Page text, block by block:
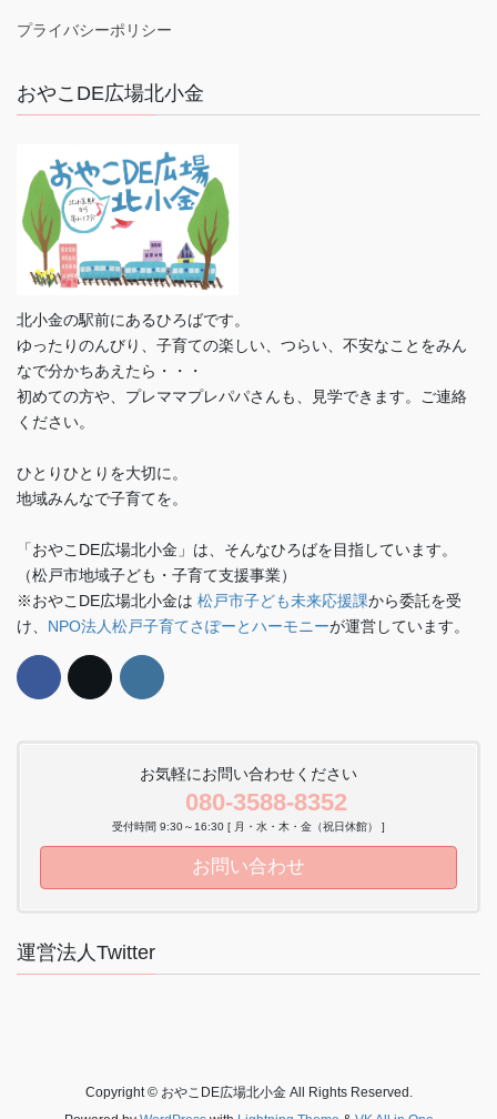
プライバシーポリシー
おやこDE広場北小金
北小金の駅前にあるひろばです。
ゆったりのんびり、子育ての楽しい、つらい、不安なことをみん
なで分かちあえたら・・・
初めての方や、プレママプレパパさんも、見学できます。ご連絡
ください。
ひとりひとりを大切に。
地域みんなで子育てを。
「おやこDE広場北小金」は、そんなひろばを目指しています。
（松戸市地域子ども・子育て支援事業）
※おやこDE広場北小金は 松戸市子ども未来応援課から委託を受
け、 NPO法人松戸子育てさぽーとハーモニーが運営しています。
お気軽にお問い合わせください
080-3588-8352
受付時間 9:30～16:30 [ 月・水・木・金（祝日休館） ]
お問い合わせ
運営法人Twitter
Copyright © おやこDE広場北小金 All Rights Reserved.